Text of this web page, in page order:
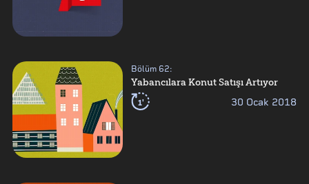
Bölüm 62:
Yabancılara Konut Satışı Artıyor
1' 30 Ocak 2018